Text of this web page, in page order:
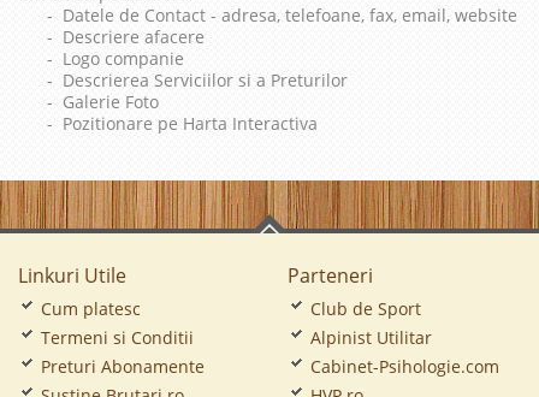
- Datele de Contact - adresa, telefoane, fax, email, website
- Descriere afacere
- Logo companie
- Descrierea Serviciilor si a Preturilor
- Galerie Foto
- Pozitionare pe Harta Interactiva
Linkuri Utile
Cum platesc
Termeni si Conditii
Preturi Abonamente
Parteneri
Club de Sport
Alpinist Utilitar
Cabinet-Psihologie.com